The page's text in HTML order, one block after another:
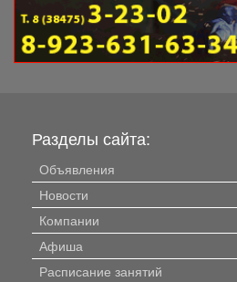
Разделы сайта:
Объявления
Новости
Компании
Афиша
Расписание занятий